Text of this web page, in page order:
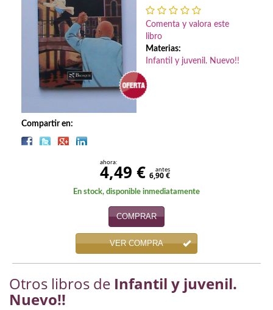
Ciencia ficción
Cocina
Cuentos y relatos
Deportes
Discos deVinilo. LP
Enciclopedias
Compartir en:
Comenta y valora este
libro
Materias:
Infantil y juvenil. Nuevo!!
ahora:
4,49 € antes
6,90 €
En stock, disponible inmediatamente
COMPRAR
VER COMPRA
Otros libros de Infantil y juvenil.
Nuevo!!